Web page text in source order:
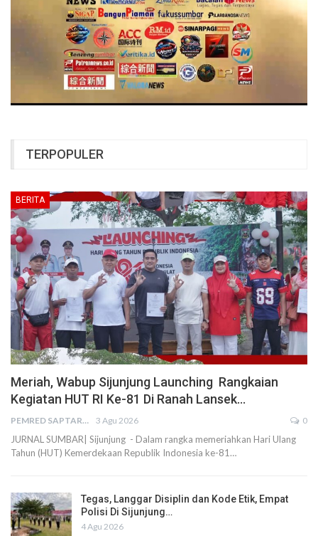
TERPOPULER
BERITA
Meriah, Wabup Sijunjung Launching Rangkaian
Kegiatan HUT RI Ke-81 Di Ranah Lansek…
PEMRED SAPTARIUS 3 Agu 2026 0
JURNAL SUMBAR| Sijunjung - Dalam rangka memeriahkan Hari Ulang
Tahun (HUT) Kemerdekaan Republik Indonesia ke-81…
Tegas, Langgar Disiplin dan Kode Etik, Empat
Polisi Di Sijunjung…
4 Agu 2026